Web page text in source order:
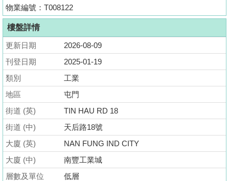
地
產
新
聞
數
據
公
佈
置
業
手
冊
物業編號：T008122
樓盤詳情
更新日期
2026-08-09
刊登日期
2025-01-19
類別
工業
地區
屯門
街道 (英)
TIN HAU RD 18
街道 (中)
天后路18號
大廈 (英)
NAN FUNG IND CITY
大廈 (中)
南豐工業城
層數及單位
低層